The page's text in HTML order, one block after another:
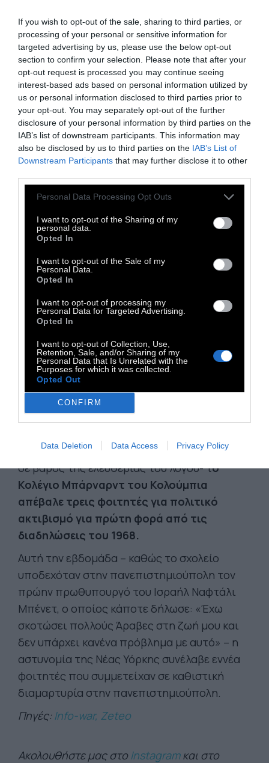
If you wish to opt-out of the sale, sharing to third parties, or
processing of your personal or sensitive information for
targeted advertising by us, please use the below opt-out
section to confirm your selection. Please note that after your
opt-out request is processed you may continue seeing
interest-based ads based on personal information utilized by
us or personal information disclosed to third parties prior to
your opt-out. You may separately opt-out of the further
disclosure of your personal information by third parties on the
IAB’s list of downstream participants. This information may
also be disclosed by us to third parties on the IAB’s List of
Downstream Participants that may further disclose it to other
Personal Data Processing Opt Outs
I want to opt-out of the Sharing of my
personal data.
Opted In
I want to opt-out of the Sale of my
Personal Data.
Opted In
I want to opt-out of processing my
Personal Data for Targeted Advertising.
Opted In
I want to opt-out of Collection, Use,
Retention, Sale, and/or Sharing of my
Personal Data that Is Unrelated with the
Purposes for which it was collected.
Opted Out
CONFIRM
Data Deletion Data Access Privacy Policy
φοιτητές που συμμετέχουν σε
διαμαρτυρίες. Στη συνέχεια, δημοσιεύματα
αποκάλυψαν ότι το υπουργείο Εξωτερικών
σχεδιάζει να χρησιμοποιήσει τεχνητή
νοημοσύνη για να παρακολουθεί τα μέσα
κοινωνικής δικτύωσης και να ανακαλεί βίζες
ατόμων που θεωρεί ότι είναι «υπέρ της
Χαμάς».
Η μαζική προσπάθεια εκφοβισμού του
πληθυσμού έρχεται καθώςδημοσκοπήσεις
δείχνουν ότι η στήριξη των Αμερικανών
βρίσκεται στα χαμηλότερα επίπεδα των
τελευταίων δεκαετιών.
κυβέρνηση Τραμπ έκοψε επιχορηγήσεις
ύψους 400 εκατομμυρίων δολαρίων στο
μέτρα για την αντιμετώπιση του
αντισημιτισμού, παρά το γεγονός ότι το
πανεπιστήμιο έχει τηρήσει από τις πιο
σκληρές στάσεις απέναντι σε φοιτητές που
διαμαρτύρονται.
Τον Φεβρουάριο -αφού η πρόεδρος του
Κολούμπια Κατρίνα Άρμστρονγκ συναντήθηκε
συζήτησαν τη λήψη αυστηρότερων μέτρων
σε βάρος της ελευθερίας του λόγου- το
Κολέγιο Μπάρναρντ του Κολούμπια
απέβαλε τρεις φοιτητές για πολιτικό
ακτιβισμό για πρώτη φορά από τις
διαδηλώσεις του 1968.
Αυτή την εβδομάδα – καθώς το σχολείο
υποδεχόταν στην πανεπιστημιούπολη τον
πρώην πρωθυπουργό του Ισραήλ Ναφτάλι
Μπένετ, ο οποίος κάποτε δήλωσε: «Έχω
σκοτώσει πολλούς Άραβες στη ζωή μου και
δεν υπάρχει κανένα πρόβλημα με αυτό» – η
αστυνομία της Νέας Υόρκης συνέλαβε εννέα
φοιτητές που συμμετείχαν σε καθιστική
διαμαρτυρία στην πανεπιστημιούπολη.
Πηγές:Ιnfo-war, Ζeteo
Ακολουθήστε μας στο Instagramκαι στο